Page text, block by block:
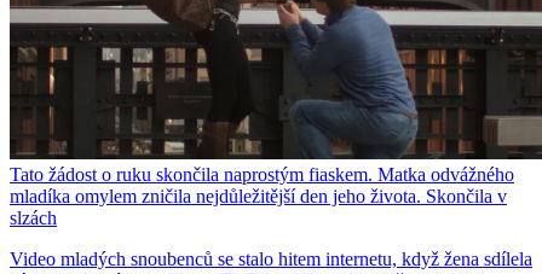
Tato žádost o ruku skončila naprostým fiaskem. Matka odvážného
mladíka omylem zničila nejdůležitější den jeho života. Skončila v
slzách
Video mladých snoubenců se stalo hitem internetu, když žena sdílela